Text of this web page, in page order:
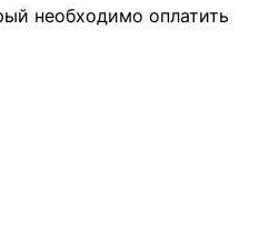
необходимо оплатить